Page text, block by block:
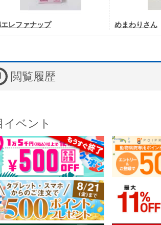
レファナップ めまわりさん
閲覧履歴
イベント